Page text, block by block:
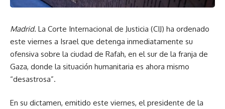
Madrid. La Corte Internacional de Justicia (CIJ) ha ordenado
este viernes a Israel que detenga inmediatamente su
ofensiva sobre la ciudad de Rafah, en el sur de la franja de
Gaza, donde la situación humanitaria es ahora mismo
“desastrosa”.
En su dictamen, emitido este viernes, el presidente de la